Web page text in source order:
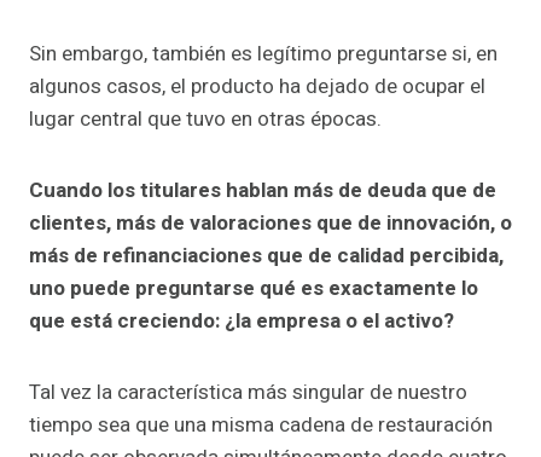
Sin embargo, también es legítimo preguntarse si, en
algunos casos, el producto ha dejado de ocupar el
lugar central que tuvo en otras épocas.
Cuando los titulares hablan más de deuda que de
clientes, más de valoraciones que de innovación, o
más de refinanciaciones que de calidad percibida,
uno puede preguntarse qué es exactamente lo
que está creciendo: ¿la empresa o el activo?
Tal vez la característica más singular de nuestro
tiempo sea que una misma cadena de restauración